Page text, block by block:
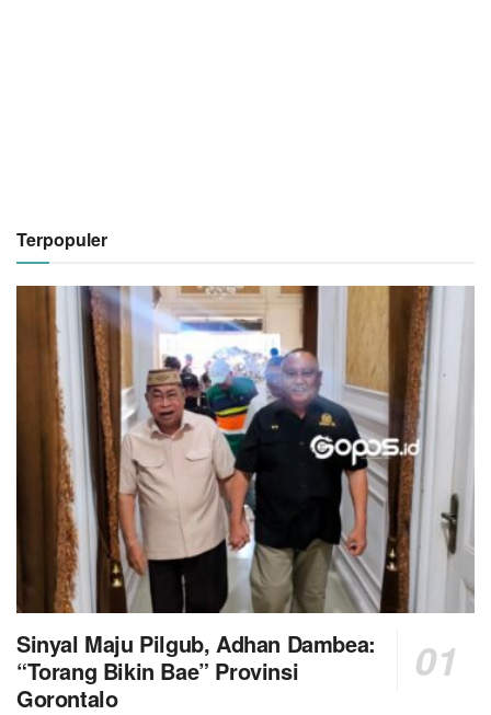
Terpopuler
Sinyal Maju Pilgub, Adhan Dambea:
“Torang Bikin Bae” Provinsi
Gorontalo